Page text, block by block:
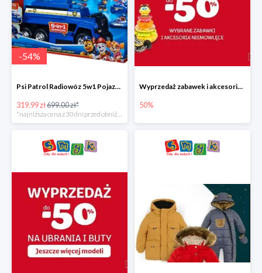
-54%
Psi Patrol Radiowóz 5w1 Pojazd ratunkowy z figurką Chase'a
319.99 zł699.00 zł*
Wyprzedaż zabawek i akcesoriów niemowlęcych w Smyku do -50%
50%